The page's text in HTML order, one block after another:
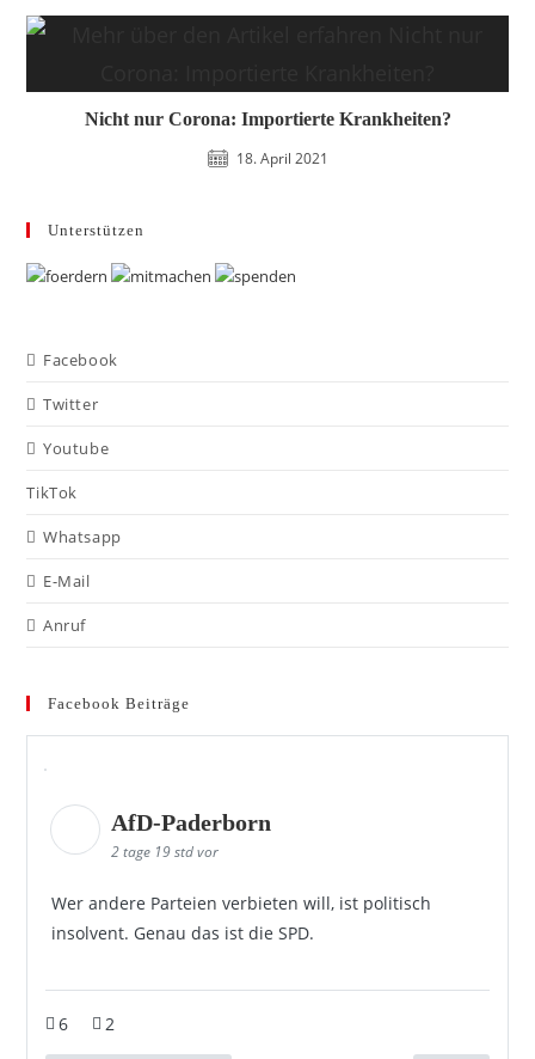
Nicht nur Corona: Importierte Krankheiten?
18. April 2021
Unterstützen
Facebook
Twitter
Youtube
TikTok
Whatsapp
E-Mail
Anruf
Facebook Beiträge
AfD-Paderborn
2 tage 19 std vor
Wer andere Parteien verbieten will, ist politisch
insolvent. Genau das ist die SPD.
6 2